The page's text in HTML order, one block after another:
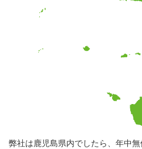
弊社は鹿児島県内でしたら、年中